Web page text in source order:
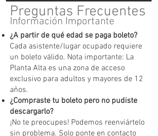
Preguntas Frecuentes
Información Importante
¿A partir de qué edad se paga boleto?
Cada asistente/lugar ocupado requiere
un boleto válido. Nota importante: La
Planta Alta es una zona de acceso
exclusivo para adultos y mayores de 12
años.
¿Compraste tu boleto pero no pudiste
descargarlo?
¡No te preocupes! Podemos reenviártelo
sin problema. Solo ponte en contacto